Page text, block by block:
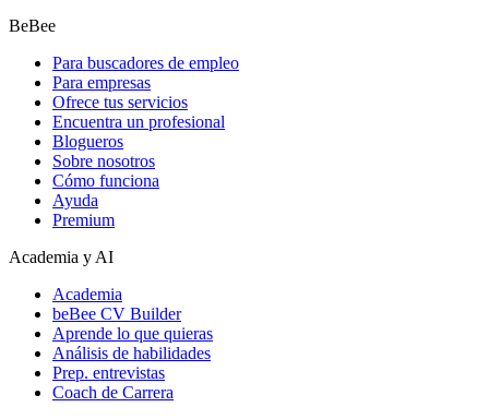
BeBee
Para buscadores de empleo
Para empresas
Ofrece tus servicios
Encuentra un profesional
Blogueros
Sobre nosotros
Cómo funciona
Ayuda
Premium
Academia y AI
Academia
beBee CV Builder
Aprende lo que quieras
Análisis de habilidades
Prep. entrevistas
Coach de Carrera